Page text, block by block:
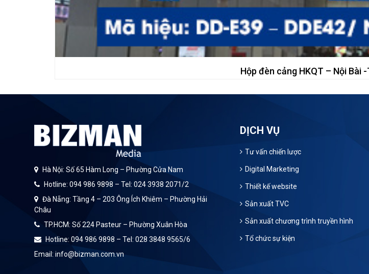
Hộp đèn cảng HKQT – Nội Bài
Hà Nội: Số 65 Hàm Long – Phường Cửa Nam
Hotline: 094 986 9898 – Tel: 024 3938 2071/2
Đà Nẵng: Tầng 4 – 203 Ông Ích Khiêm – Phường Hải
Châu
TP.HCM: Số 224 Pasteur – Phường Xuân Hòa
Hotline: 094 986 9898 – Tel: 028 3848 9565/6
Email: info@bizman.com.vn
DỊCH VỤ
Tư vấn chiến lược
Digital Marketing
Thiết kế website
Sản xuất TVC
Sản xuất chương trình truyền hình
Tổ chức sự kiện